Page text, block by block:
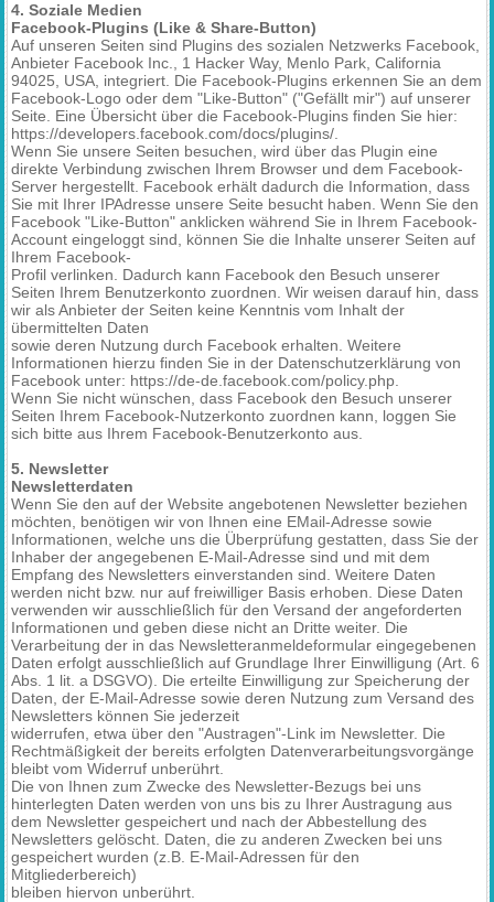
4. Soziale Medien
Facebook-Plugins (Like & Share-Button)
Auf unseren Seiten sind Plugins des sozialen Netzwerks Facebook,
Anbieter Facebook Inc., 1 Hacker Way, Menlo Park, California
94025, USA, integriert. Die Facebook-Plugins erkennen Sie an dem
Facebook-Logo oder dem "Like-Button" ("Gefällt mir") auf unserer
Seite. Eine Übersicht über die Facebook-Plugins finden Sie hier:
https://developers.facebook.com/docs/plugins/.
Wenn Sie unsere Seiten besuchen, wird über das Plugin eine
direkte Verbindung zwischen Ihrem Browser und dem Facebook-
Server hergestellt. Facebook erhält dadurch die Information, dass
Sie mit Ihrer IPAdresse unsere Seite besucht haben. Wenn Sie den
Facebook "Like-Button" anklicken während Sie in Ihrem Facebook-
Account eingeloggt sind, können Sie die Inhalte unserer Seiten auf
Ihrem Facebook-
Profil verlinken. Dadurch kann Facebook den Besuch unserer
Seiten Ihrem Benutzerkonto zuordnen. Wir weisen darauf hin, dass
wir als Anbieter der Seiten keine Kenntnis vom Inhalt der
übermittelten Daten
sowie deren Nutzung durch Facebook erhalten. Weitere
Informationen hierzu finden Sie in der Datenschutzerklärung von
Facebook unter: https://de-de.facebook.com/policy.php.
Wenn Sie nicht wünschen, dass Facebook den Besuch unserer
Seiten Ihrem Facebook-Nutzerkonto zuordnen kann, loggen Sie
sich bitte aus Ihrem Facebook-Benutzerkonto aus.
5. Newsletter
Newsletterdaten
Wenn Sie den auf der Website angebotenen Newsletter beziehen
möchten, benötigen wir von Ihnen eine EMail-Adresse sowie
Informationen, welche uns die Überprüfung gestatten, dass Sie der
Inhaber der angegebenen E-Mail-Adresse sind und mit dem
Empfang des Newsletters einverstanden sind. Weitere Daten
werden nicht bzw. nur auf freiwilliger Basis erhoben. Diese Daten
verwenden wir ausschließlich für den Versand der angeforderten
Informationen und geben diese nicht an Dritte weiter. Die
Verarbeitung der in das Newsletteranmeldeformular eingegebenen
Daten erfolgt ausschließlich auf Grundlage Ihrer Einwilligung (Art. 6
Abs. 1 lit. a DSGVO). Die erteilte Einwilligung zur Speicherung der
Daten, der E-Mail-Adresse sowie deren Nutzung zum Versand des
Newsletters können Sie jederzeit
widerrufen, etwa über den "Austragen"-Link im Newsletter. Die
Rechtmäßigkeit der bereits erfolgten Datenverarbeitungsvorgänge
bleibt vom Widerruf unberührt.
Die von Ihnen zum Zwecke des Newsletter-Bezugs bei uns
hinterlegten Daten werden von uns bis zu Ihrer Austragung aus
dem Newsletter gespeichert und nach der Abbestellung des
Newsletters gelöscht. Daten, die zu anderen Zwecken bei uns
gespeichert wurden (z.B. E-Mail-Adressen für den
Mitgliederbereich)
bleiben hiervon unberührt.